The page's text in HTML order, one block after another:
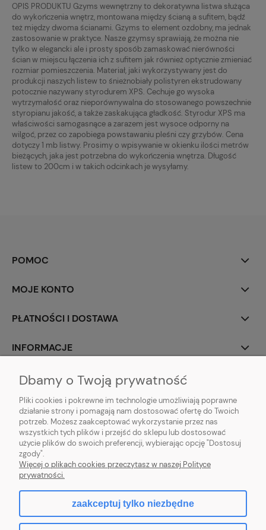
OPIS PRODUKTU Gzyms wewnętrzny to dekoratywna listwa służąca
do wykończenia wnętrz, montowana między ścianą a sufitem, bądź
też między dwoma ścianami. Gzyms to element ozdobny, ma jednak
zastosowanie w praktyce. Nasze gzymsy sprawiają, że można nie
tylko w elegancki ale i prosty sposób zamaskować nierówności
ścian w miejscu łączenia ich z sufitem jak również optycznie zmieniać
rozmiar pomieszczenia. Materiał, jaki wykorzystywany jest do
produkcji naszych listew to śnieżnobiały polistyren ekstrudowany
potocznie nazywany styrodurem XPS. Cechuje go wysoka
wytrzymałość oraz nieporównywalna do stosowanego powszechnie
styropianu jakość, a także zaskakująca gładkość. Styrodur XPS ma
właściwości samogasnące a zarazem jest wysoce odporny na
wilgoć, przez co zapobiega powstawaniu pleśni czy grzybów. Cena
dotyczy 1 mb listwy. Prosimy o wpisywanie w okienku ilości metrów
bieżących, jaka jest potrzebna do wykończenia wnętrza. Długość
listew to 200cm i w takich odcinkach je wysyłamy.
POMOC
MOJE KONTO
PŁATNOŚCI I DOSTAWA
INFORMACJE
O NAS
LUXUS DECOR|Mniszek 7A |28-366 Małogoszcz|TEL:509-636-356
Dbamy o Twoją prywatność
Pliki cookies i pokrewne im technologie umożliwiają poprawne
działanie strony i pomagają nam dostosować ofertę do Twoich
potrzeb. Możesz zaakceptować wykorzystanie przez nas
wszystkich tych plików i przejść do sklepu lub dostosować
użycie plików do swoich preferencji, wybierając opcję "Dostosuj
zgody".
Więcej o plikach cookies przeczytasz w naszej Polityce
prywatności.
zaakceptuj tylko niezbędne